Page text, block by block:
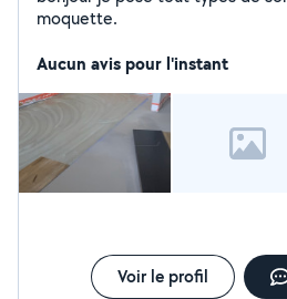
moquette.
Aucun avis pour l'instant
Voir le profil